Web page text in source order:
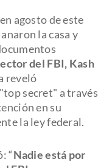
agosto de este
la casa y
del FBI, Kash
reveló
secret" a través
en su
la ley federal.
“Nadie está por